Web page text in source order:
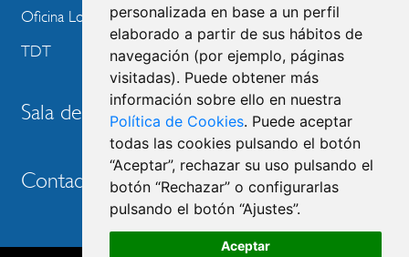
personalizada en base a un perfil
elaborado a partir de sus hábitos de
navegación (por ejemplo, páginas
visitadas). Puede obtener más
información sobre ello en nuestra
Política de Cookies. Puede aceptar
todas las cookies pulsando el botón
“Aceptar”, rechazar su uso pulsando el
botón “Rechazar” o configurarlas
pulsando el botón “Ajustes”.
Aceptar
Oficina Local de Ayudas Públicas
TDT
Sala de prensa
Contacto